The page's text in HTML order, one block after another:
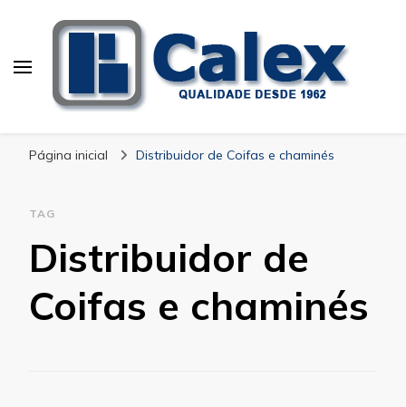
Industriais
Página inicial Distribuidor de Coifas e chaminés
TAG
Distribuidor de
Coifas e chaminés